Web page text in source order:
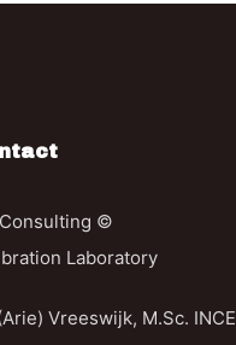
©
Laboratory
Vreeswijk, M.Sc. INCE